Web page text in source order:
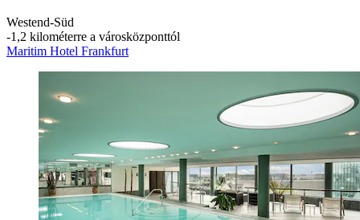
Westend-Süd
‐1,2 kilométerre a városközponttól
Maritim Hotel Frankfurt